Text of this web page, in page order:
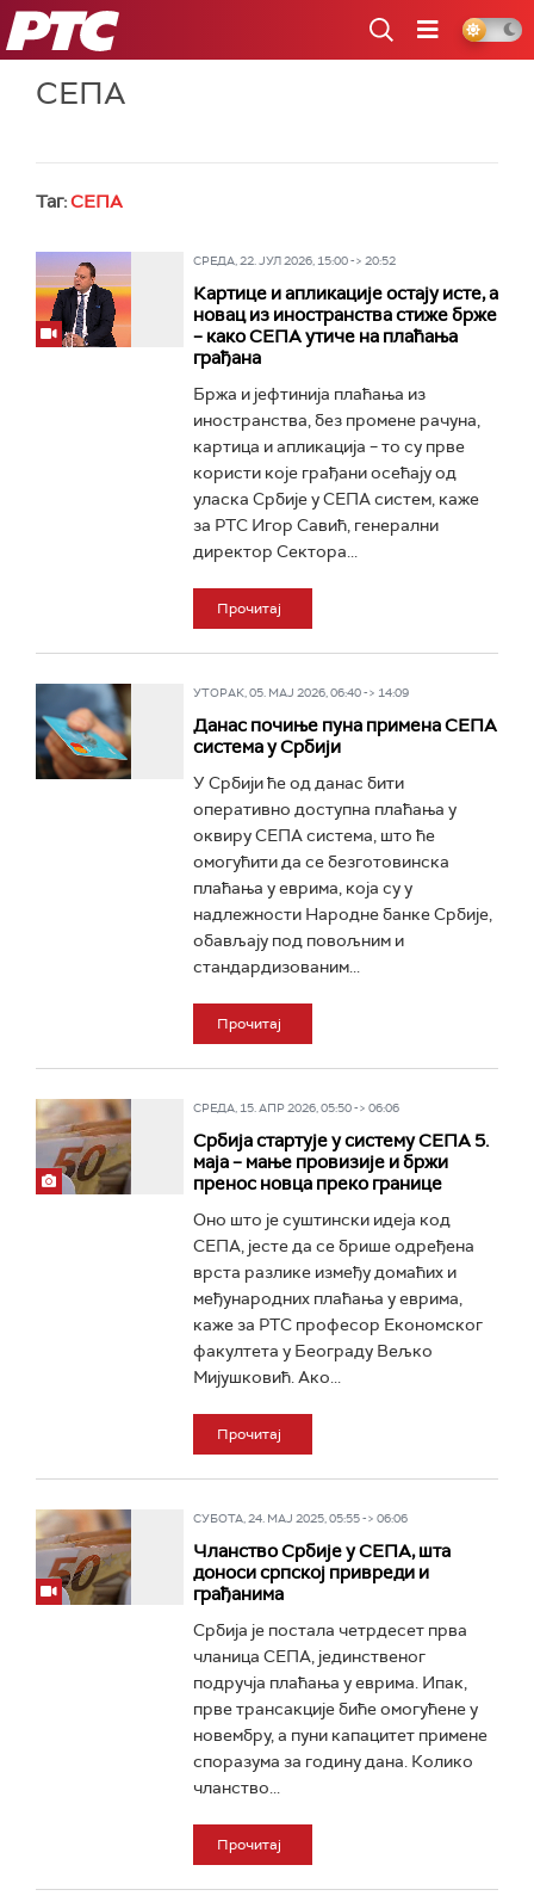
РТС
СЕПА
Таг:СЕПА
СРЕДА, 22. ЈУЛ 2026, 15:00 -> 20:52
Картице и апликације остају исте, а
новац из иностранства стиже брже
– како СЕПА утиче на плаћања
грађана
Бржа и јефтинија плаћања из
иностранства, без промене рачуна,
картица и апликација – то су прве
користи које грађани осећају од
уласка Србије у СЕПА систем, каже
за РТС Игор Савић, генерални
директор Сектора...
Прочитај
УТОРАК, 05. МАЈ 2026, 06:40 -> 14:09
Данас почиње пуна примена СЕПА
система у Србији
У Србији ће од данас бити
оперативно доступна плаћања у
оквиру СЕПА система, што ће
омогућити да се безготовинска
плаћања у еврима, која су у
надлежности Народне банке Србије,
обављају под повољним и
стандардизованим...
Прочитај
СРЕДА, 15. АПР 2026, 05:50 -> 06:06
Србија стартује у систему СЕПА 5.
маја – мање провизије и бржи
пренос новца преко границе
Оно што је суштински идеја код
СЕПА, јесте да се брише одређена
врста разлике између домаћих и
међународних плаћања у еврима,
каже за РТС професор Економског
факултета у Београду Вељко
Мијушковић. Ако...
Прочитај
СУБОТА, 24. МАЈ 2025, 05:55 -> 06:06
Чланство Србије у СЕПА, шта
доноси српској привреди и
грађанима
Србија је постала четрдесет прва
чланица СЕПА, јединственог
подручја плаћања у еврима. Ипак,
прве трансакције биће омогућене у
новембру, а пуни капацитет примене
споразума за годину дана. Колико
чланство...
Прочитај